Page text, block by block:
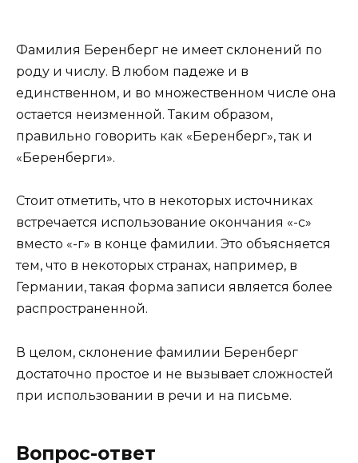
Фамилия Беренберг не имеет склонений по
роду и числу. В любом падеже и в
единственном, и во множественном числе она
остается неизменной. Таким образом,
правильно говорить как «Беренберг», так и
«Беренберги».
Стоит отметить, что в некоторых источниках
встречается использование окончания «-с»
вместо «-г» в конце фамилии. Это объясняется
тем, что в некоторых странах, например, в
Германии, такая форма записи является более
распространенной.
В целом, склонение фамилии Беренберг
достаточно простое и не вызывает сложностей
при использовании в речи и на письме.
Вопрос-ответ